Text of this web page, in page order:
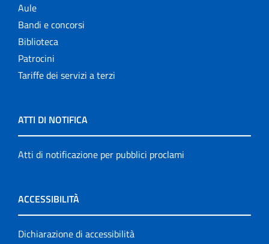
Aule
Bandi e concorsi
Biblioteca
Patrocini
Tariffe dei servizi a terzi
ATTI DI NOTIFICA
Atti di notificazione per pubblici proclami
ACCESSIBILITÀ
Dichiarazione di accessibilità